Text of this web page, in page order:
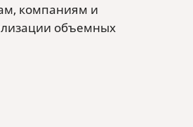
компаниям и
объемных